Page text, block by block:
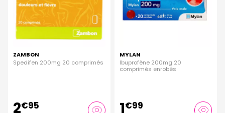
ZAMBON
Spedifen 200mg 20 comprimés
2€95
MYLAN
Ibuprofène 200mg 20
comprimés enrobés
1€99